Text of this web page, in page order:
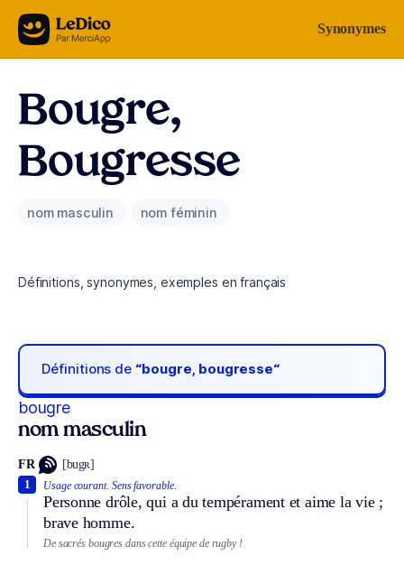
Aller au contenu Synonymes
Bougre,
Bougresse
nom masculin nom féminin
Définitions, synonymes, exemples en français
Définitions de “bougre, bougresse“
bougre
nom masculin
FR [bugʀ]
Usage courant. Sens favorable.
Personne drôle, qui a du tempérament et aime la vie ;
brave homme.
1
De sacrés bougres dans cette équipe de rugby !